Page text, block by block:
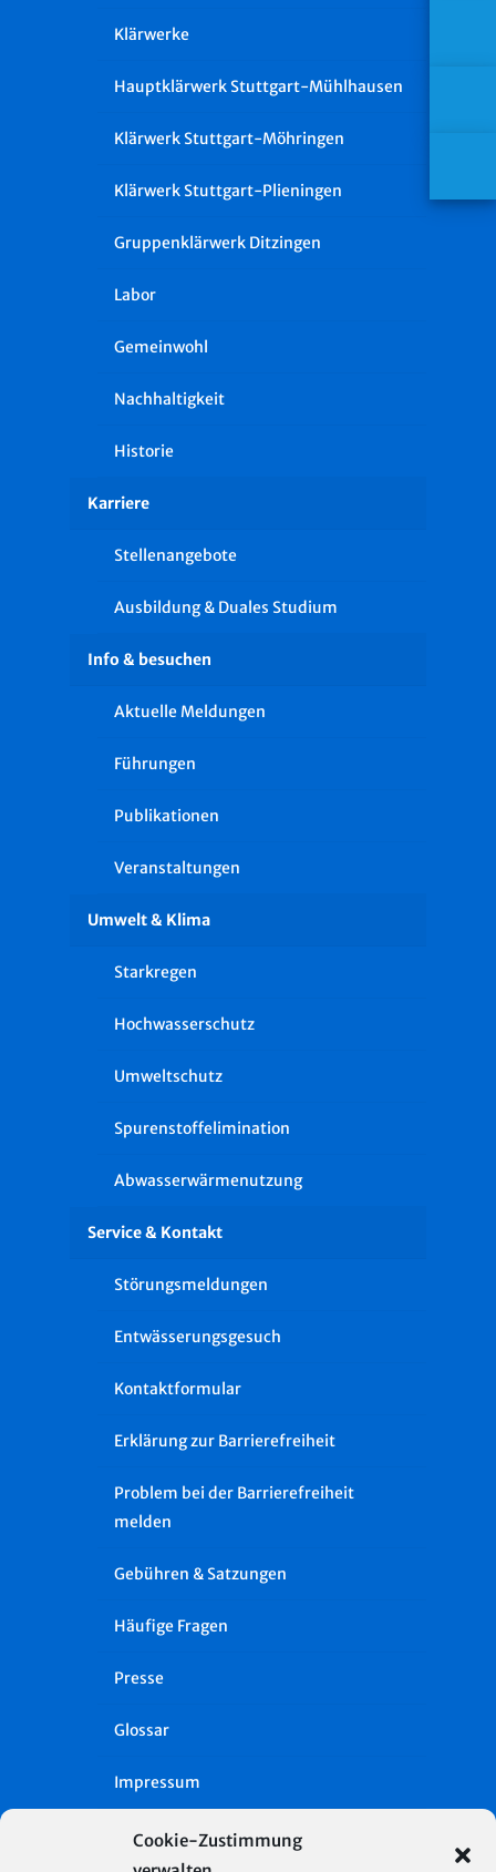
Cookie-Zustimmung
Klärwerke
Hauptklärwerk Stuttgart-Mühlhausen
Klärwerk Stuttgart-Möhringen
Klärwerk Stuttgart-Plieningen
Gruppenklärwerk Ditzingen
Labor
Gemeinwohl
Nachhaltigkeit
Historie
Karriere
Stellenangebote
Ausbildung & Duales Studium
Info & besuchen
Aktuelle Meldungen
Führungen
Publikationen
Veranstaltungen
Umwelt & Klima
Starkregen
Hochwasserschutz
Umweltschutz
Spurenstoffelimination
Abwasserwärmenutzung
Service & Kontakt
Störungsmeldungen
Entwässerungsgesuch
Kontaktformular
Erklärung zur Barrierefreiheit
Problem bei der Barrierefreiheit
melden
Gebühren & Satzungen
Häufige Fragen
Presse
Glossar
Impressum
Datenschutz